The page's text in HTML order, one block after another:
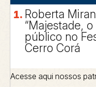
Roberta
“Majestade,
público no
Cerro Corá
Acesse aqui nossos